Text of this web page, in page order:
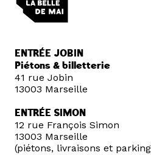
ENTRÉE JOBIN
Piétons & billetterie
41 rue Jobin
13003 Marseille
ENTRÉE SIMON
12 rue François Simon
13003 Marseille
(piétons, livraisons et